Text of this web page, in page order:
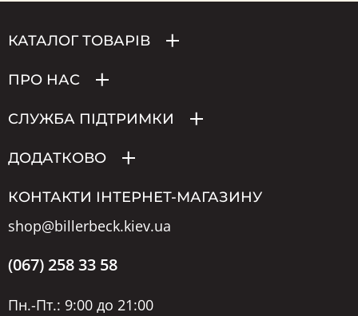
КАТАЛОГ ТОВАРІВ
ПРО НАС
СЛУЖБА ПІДТРИМКИ
ДОДАТКОВО
КОНТАКТИ ІНТЕРНЕТ-МАГАЗИНУ
shop@billerbeck.kiev.ua
(067) 258 33 58
Пн.-Пт.: 9:00 до 21:00